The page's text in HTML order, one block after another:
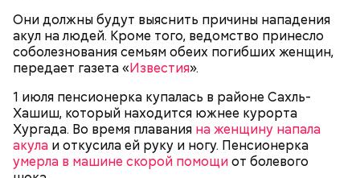
Они должны будут выяснить причины нападения
акул на людей. Кроме того, ведомство принесло
соболезнования семьям обеих погибших женщин,
передает газета «Известия».
1 июля пенсионерка купалась в районе Сахль-
Хашиш, который находится южнее курорта
Хургада. Во время плавания на женщину напала
акула и откусила ей руку и ногу. Пенсионерка
умерла в машине скорой помощиот болевого
— Для группы из пяти человек такое путешествие
международных отношений, которые
руководствуются своими эгоистическими
соображениями, используя эту теперь уже
рекламную фишку, чтобы привлечь средства для
реализации своих новых не менее нелепых и
ненужных проектов. Это классическое
замыливание глаз, — высказал свое мнение военный
эксперт.